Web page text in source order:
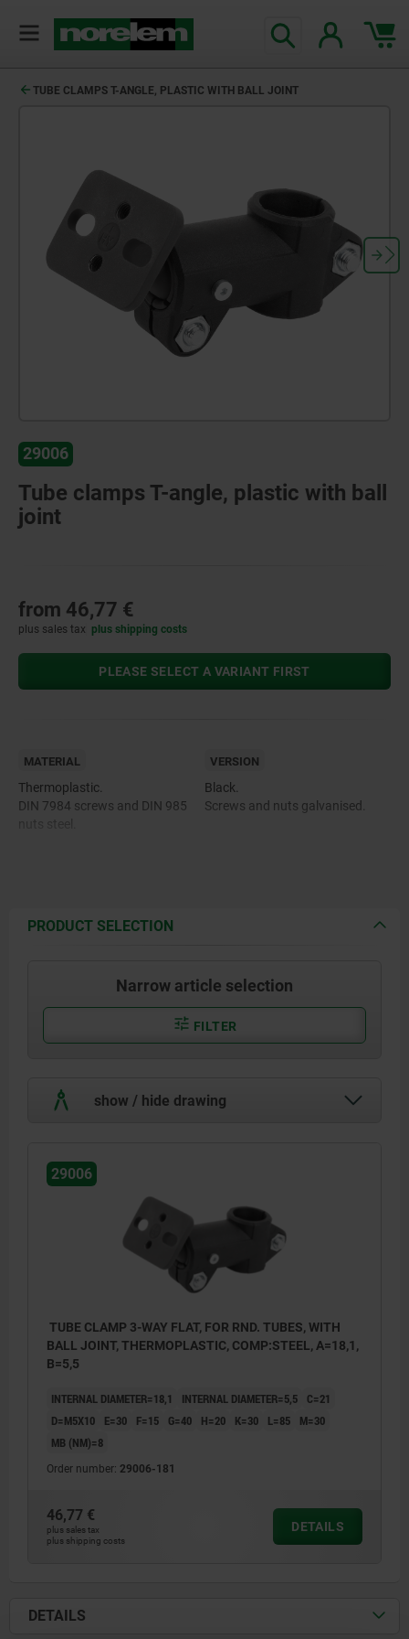
TUBE CLAMPS T-ANGLE, PLASTIC WITH BALL JOINT
29006
Tube clamps T-angle, plastic with ball
joint
from 46,77 €
plus sales tax plus shipping costs
PLEASE SELECT A VARIANT FIRST
MATERIAL
Thermoplastic.
DIN 7984 screws and DIN 985
VERSION
Black.
Screws and nuts galvanised.
PRODUCT SELECTION
Narrow article selection
FILTER
show / hide drawing
29006
TUBE CLAMP 3-WAY FLAT, FOR RND. TUBES, WITH
BALL JOINT, THERMOPLASTIC, COMP:STEEL, A=18,1,
B=5,5
INTERNAL DIAMETER=18,1 INTERNAL DIAMETER=5,5
C=21
D=M5X10
E=30 F=15 G=40 H=20 K=30 L=85
M=30
MB (NM)=8
Order number: 29006-181
46,77 €
plus sales tax
plus shipping costs
DETAILS
DETAILS